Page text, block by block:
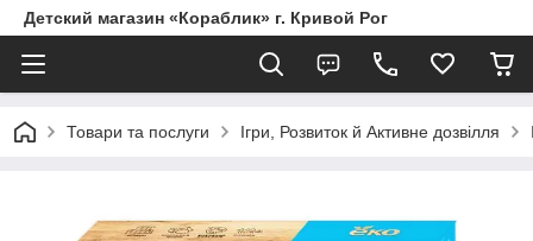
Детский магазин «Кораблик» г. Кривой Рог
Товари та послуги Ігри, Розвиток й Активне дозвілля